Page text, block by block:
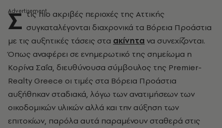
Σ τις πιο ακριβές περιοχές της Αττικής
συγκαταλέγονται διαχρονικά τα Βόρεια Προάστια
με τις αυξητικές τάσεις στα ακίνητα να συνεχίζονται.
Όπως αναφέρει σε ενημερωτικό της σημείωμα η
Κορίνα Σαΐα, διευθύνουσα σύμβουλος της Premier-
Realty Greece οι τιμές στα Βόρεια Προάστια
αυξήθηκαν σταδιακά, λόγω των ανατιμήσεων των
οικοδομικών υλικών αλλά και την αύξηση των
επιτοκίων, παρόλα αυτά παραμένουν σταθερά στις